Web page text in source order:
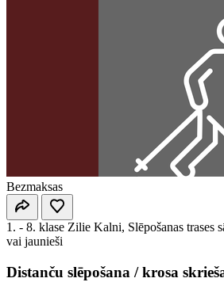
Bezmaksas
1. - 8. klase Zilie Kalni, Slēpošanas trases
vai jaunieši
Distanču slēpošana / krosa